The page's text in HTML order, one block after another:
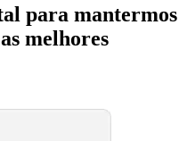
para mantermos
melhores